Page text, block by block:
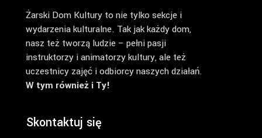
Żarski Dom Kultury to nie tylko sekcje i
wydarzenia kulturalne. Tak jak każdy dom,
nasz też tworzą ludzie – pełni pasji
instruktorzy i animatorzy kultury, ale też
uczestnicy zajęć i odbiorcy naszych działań.
W tym również i Ty!
Skontaktuj się